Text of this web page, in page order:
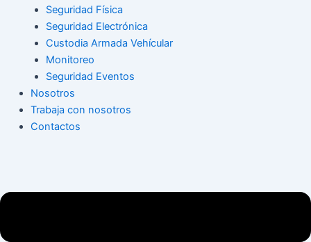
Seguridad Física
Seguridad Electrónica
Custodia Armada Vehícular
Monitoreo
Seguridad Eventos
Nosotros
Trabaja con nosotros
Contactos